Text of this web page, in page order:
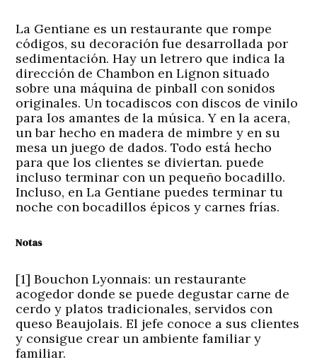
La Gentiane es un restaurante que rompe
códigos, su decoración fue desarrollada por
sedimentación. Hay un letrero que indica la
dirección de Chambon en Lignon situado
sobre una máquina de pinball con sonidos
originales. Un tocadiscos con discos de vinilo
para los amantes de la música. Y en la acera,
un bar hecho en madera de mimbre y en su
mesa un juego de dados. Todo está hecho
para que los clientes se diviertan. puede
incluso terminar con un pequeño bocadillo.
Incluso, en La Gentiane puedes terminar tu
noche con bocadillos épicos y carnes frías.
Notas
[1]Bouchon Lyonnais: un restaurante
acogedor donde se puede degustar carne de
cerdo y platos tradicionales, servidos con
queso Beaujolais. El jefe conoce a sus clientes
y consigue crear un ambiente familiar y
familiar.